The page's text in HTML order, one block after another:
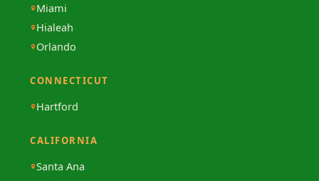
Miami
Hialeah
Orlando
CONNECTICUT
Hartford
CALIFORNIA
Santa Ana